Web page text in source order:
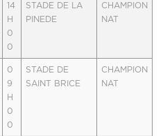
14
H
0
0
STADE DE LA
PINEDE
CHAMPION
NAT
0
9
H
0
0
STADE DE
SAINT BRICE
CHAMPION
NAT